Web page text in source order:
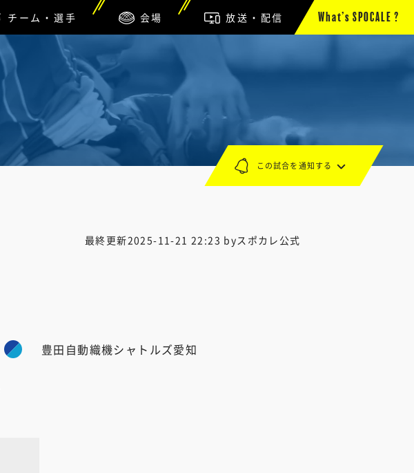
チーム・選手 会場 放送・配信 What’s SPOCALE ?
最終更新2025-11-21 22:23 byスポカレ公式
豊田自動織機シャトルズ愛知
この試合を通知する